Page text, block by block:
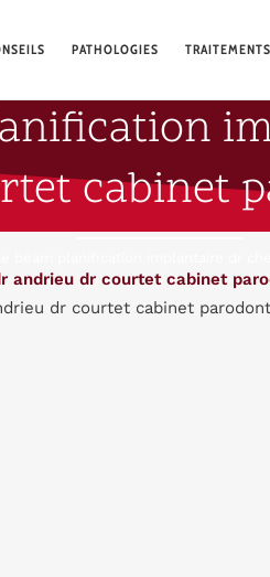
PATHOLOGIES TRAITEMENTS
cabinet
dr courtet cabinet